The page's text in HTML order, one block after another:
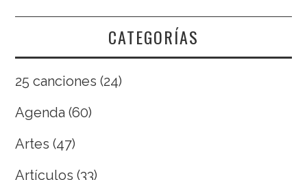
CATEGORÍAS
25 canciones (24)
Agenda (60)
Artes (47)
Artículos (33)